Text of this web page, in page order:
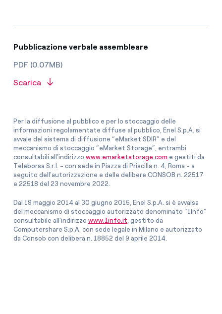
Pubblicazione verbale assembleare
PDF (0.07MB)
Scarica
Per la diffusione al pubblico e per lo stoccaggio delle
informazioni regolamentate diffuse al pubblico, Enel S.p.A. si
avvale del sistema di diffusione “eMarket SDIR” e del
meccanismo di stoccaggio “eMarket Storage”, entrambi
consultabili all’indirizzo www.emarketstorage.com e gestiti da
Teleborsa S.r.l. - con sede in Piazza di Priscilla n. 4, Roma - a
seguito dell'autorizzazione e delle delibere CONSOB n. 22517
e 22518 del 23 novembre 2022.
Dal 19 maggio 2014 al 30 giugno 2015, Enel S.p.A. si è avvalsa
del meccanismo di stoccaggio autorizzato denominato “1Info”
consultabile all’indirizzo www.1info.it, gestito da
Computershare S.p.A. con sede legale in Milano e autorizzato
da Consob con delibera n. 18852 del 9 aprile 2014.